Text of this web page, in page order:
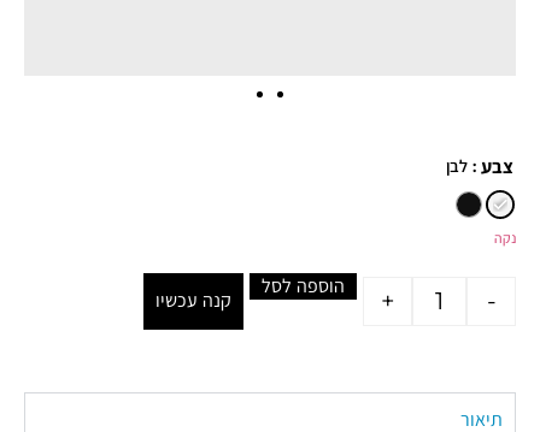
צבע : לבן
נקה
-
+
הוספה לסל
קנה עכשיו
תיאור